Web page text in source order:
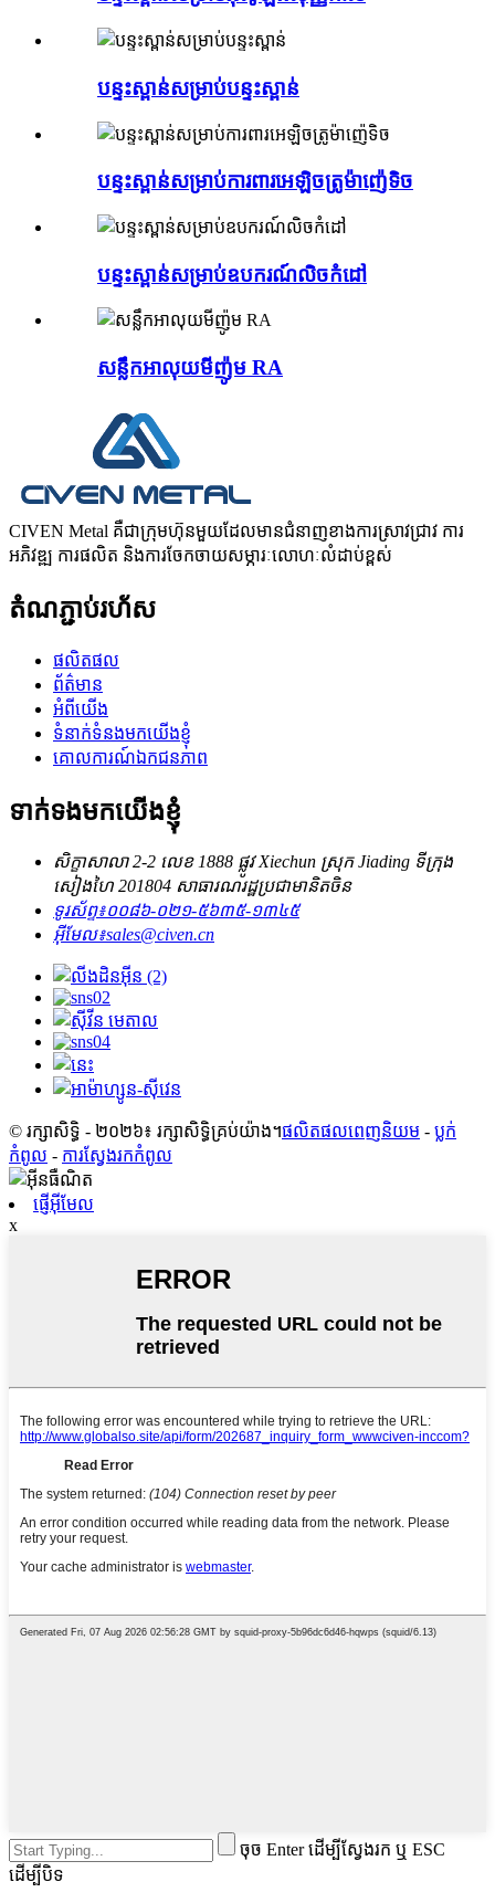
បន្ទះស្ពាន់សម្រាប់បន្ទះស្ពាន់
បន្ទះស្ពាន់សម្រាប់ការពារអេឡិចត្រូម៉ាញ៉េទិច
បន្ទះស្ពាន់សម្រាប់ឧបករណ៍លិចកំដៅ
សន្លឹកអាលុយមីញ៉ូម RA
CIVEN Metal គឺជាក្រុមហ៊ុនមួយដែលមានជំនាញខាងការស្រាវជ្រាវ ការ
អភិវឌ្ឍ ការផលិត និងការចែកចាយសម្ភារៈលោហៈលំដាប់ខ្ពស់
តំណភ្ជាប់រហ័ស
ផលិតផល
ព័ត៌មាន
អំពីយើង
ទំនាក់ទំនងមកយើងខ្ញុំ
គោលការណ៍ឯកជនភាព
ទាក់ទងមកយើងខ្ញុំ
សិក្ខាសាលា 2-2 លេខ 1888 ផ្លូវ Xiechun ស្រុក Jiading ទីក្រុង
សៀងហៃ 201804 សាធារណរដ្ឋប្រជាមានិតចិន
ទូរស័ព្ទ៖០០៨៦-០២១-៥៦៣៥-១៣៤៥
អ៊ីមែល៖sales@civen.cn
© រក្សាសិទ្ធិ - ២០២៦៖ រក្សាសិទ្ធិគ្រប់យ៉ាង។ផលិតផលពេញនិយម - ប្លក់​
កំពូល - ការស្វែងរកកំពូល
ផ្ញើអ៊ីមែល
x
ចុច Enter ដើម្បីស្វែងរក ឬ ESC
ដើម្បីបិទ